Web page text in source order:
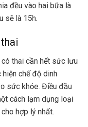
đều vào hai bữa là
sẽ là 15h.
thai cần hết sức lưu
chế độ dinh
sức khỏe. Điều đầu
cách lạm dụng loại
hợp lý nhất.